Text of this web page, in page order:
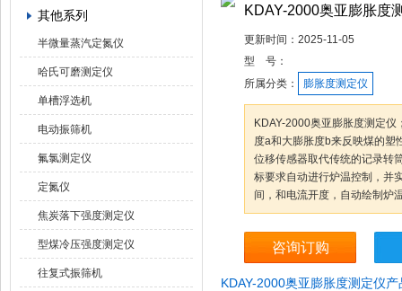
其他系列
半微量蒸汽定氮仪
哈氏可磨测定仪
单槽浮选机
电动振筛机
氟氯测定仪
定氮仪
焦炭落下强度测定仪
型煤冷压强度测定仪
往复式振筛机
KDAY-2000奥亚膨胀度
更新时间： 2025-11-05
型 号：
所属分类：
膨胀度测定仪
KDAY-2000奥亚膨胀度测定
度a和大膨胀度b来反映煤的塑
位移传感器取代传统的记录转
标要求自动进行炉温控制，并
间，和电流开度，自动绘制炉
咨询订购
KDAY-2000奥亚膨胀度测定仪